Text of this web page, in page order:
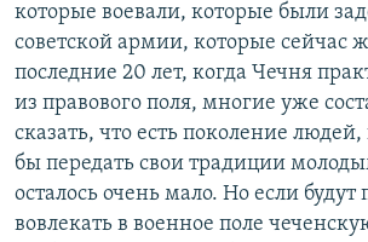
которые воевали, которые были
советской армии, которые сейчас
последние 20 лет, когда Чечня
из правового поля, многие уже
сказать, что есть поколение
бы передать свои традиции
осталось очень мало. Но если будут
вовлекать в военное поле